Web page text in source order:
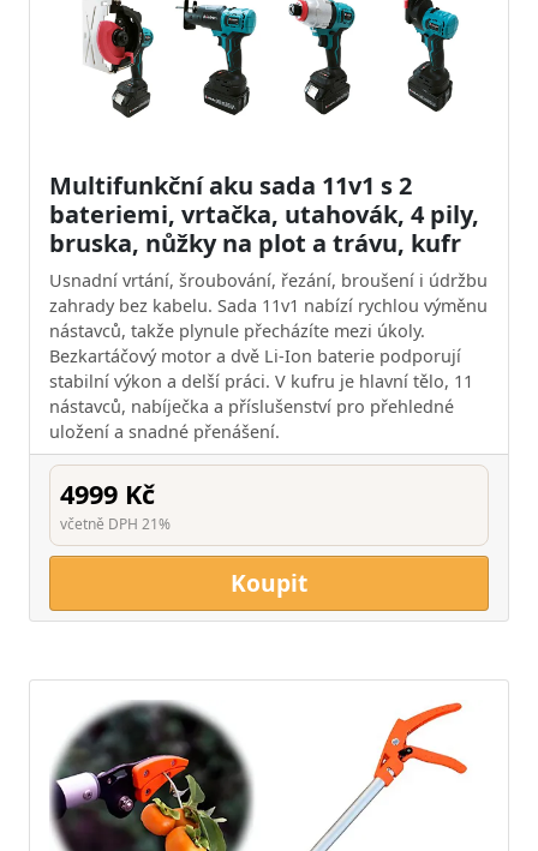
Multifunkční aku sada 11v1 s 2
bateriemi, vrtačka, utahovák, 4 pily,
bruska, nůžky na plot a trávu, kufr
Usnadní vrtání, šroubování, řezání, broušení i údržbu
zahrady bez kabelu. Sada 11v1 nabízí rychlou výměnu
nástavců, takže plynule přecházíte mezi úkoly.
Bezkartáčový motor a dvě Li‑Ion baterie podporují
stabilní výkon a delší práci. V kufru je hlavní tělo, 11
nástavců, nabíječka a příslušenství pro přehledné
uložení a snadné přenášení.
4999 Kč
včetně DPH 21%
Koupit